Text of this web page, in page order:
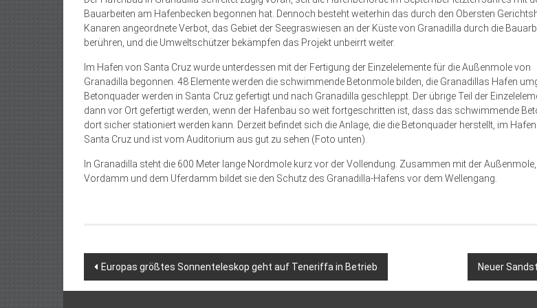
Bauarbeiten am Hafenbecken begonnen hat. Dennoch besteht weiterhin das durch den Obersten
Kanaren angeordnete Verbot, das Gebiet der Seegraswiesen an der Küste von Granadilla durch die
berühren, und die Umweltschützer bekämpfen das Projekt unbeirrt weiter.
Im Hafen von Santa Cruz wurde unterdessen mit der Fertigung der Einzelelemente für die Außenmole von
Granadilla begonnen. 48 Elemente werden die schwimmende Betonmole bilden, die Granadillas Hafen
Betonquader werden in Santa Cruz gefertigt und nach Granadilla geschleppt. Der übrige Teil der
dann vor Ort gefertigt werden, wenn der Hafenbau so weit fortgeschritten ist, dass das schwimmende
dort sicher stationiert werden kann. Derzeit befindet sich die Anlage, die die Betonquader herstellt, im
Santa Cruz und ist vom Auditorium aus gut zu sehen (Foto unten).
In Granadilla steht die 600 Meter lange Nordmole kurz vor der Vollendung. Zusammen mit der
Vordamm und dem Uferdamm bildet sie den Schutz des Granadilla-Hafens vor dem Wellengang.
Beitragsnavigation
Europas größtes Sonnenteleskop geht auf Teneriffa in Betrieb Neuer